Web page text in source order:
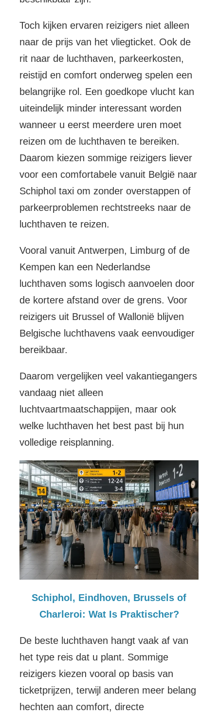
Toch kijken ervaren reizigers niet alleen
naar de prijs van het vliegticket. Ook de
rit naar de luchthaven, parkeerkosten,
reistijd en comfort onderweg spelen een
belangrijke rol. Een goedkope vlucht kan
uiteindelijk minder interessant worden
wanneer u eerst meerdere uren moet
reizen om de luchthaven te bereiken.
Daarom kiezen sommige reizigers liever
voor een comfortabele vanuit België naar
Schiphol taxi om zonder overstappen of
parkeerproblemen rechtstreeks naar de
luchthaven te reizen.
Vooral vanuit Antwerpen, Limburg of de
Kempen kan een Nederlandse
luchthaven soms logisch aanvoelen door
de kortere afstand over de grens. Voor
reizigers uit Brussel of Wallonië blijven
Belgische luchthavens vaak eenvoudiger
bereikbaar.
Daarom vergelijken veel vakantiegangers
vandaag niet alleen
luchtvaartmaatschappijen, maar ook
welke luchthaven het best past bij hun
volledige reisplanning.
Schiphol, Eindhoven, Brussels of
Charleroi: Wat Is Praktischer?
De beste luchthaven hangt vaak af van
het type reis dat u plant. Sommige
reizigers kiezen vooral op basis van
ticketprijzen, terwijl anderen meer belang
hechten aan comfort, directe